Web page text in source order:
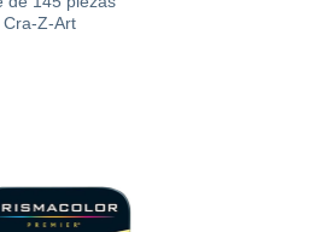
Z-Art